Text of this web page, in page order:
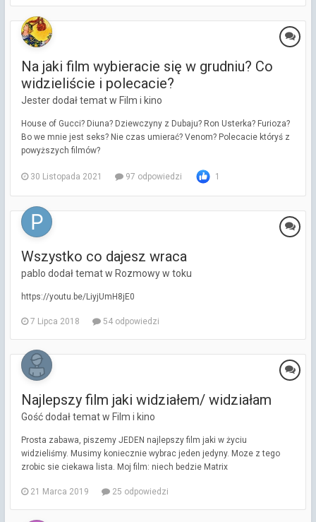
Na jaki film wybieracie się w grudniu? Co
widzieliście i polecacie?
Jester dodał temat w Film i kino
House of Gucci? Diuna? Dziewczyny z Dubaju? Ron Usterka? Furioza?
Bo we mnie jest seks? Nie czas umierać? Venom? Polecacie któryś z
powyższych filmów?
30 Listopada 2021 97 odpowiedzi 1
Wszystko co dajesz wraca
pablo dodał temat w Rozmowy w toku
https://youtu.be/LiyjUmH8jE0
7 Lipca 2018 54 odpowiedzi
Najlepszy film jaki widziałem/ widziałam
Gość dodał temat w Film i kino
Prosta zabawa, piszemy JEDEN najlepszy film jaki w życiu
widzieliśmy. Musimy koniecznie wybrac jeden jedyny. Moze z tego
zrobic sie ciekawa lista. Moj film: niech bedzie Matrix
21 Marca 2019 25 odpowiedzi